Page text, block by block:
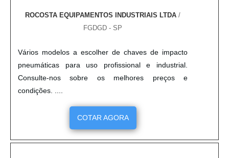
ROCOSTA EQUIPAMENTOS INDUSTRIAIS LTDA /
FGDGD - SP
Vários modelos a escolher de chaves de impacto
pneumáticas para uso profissional e industrial.
Consulte-nos sobre os melhores preços e
condições. ....
COTAR AGORA